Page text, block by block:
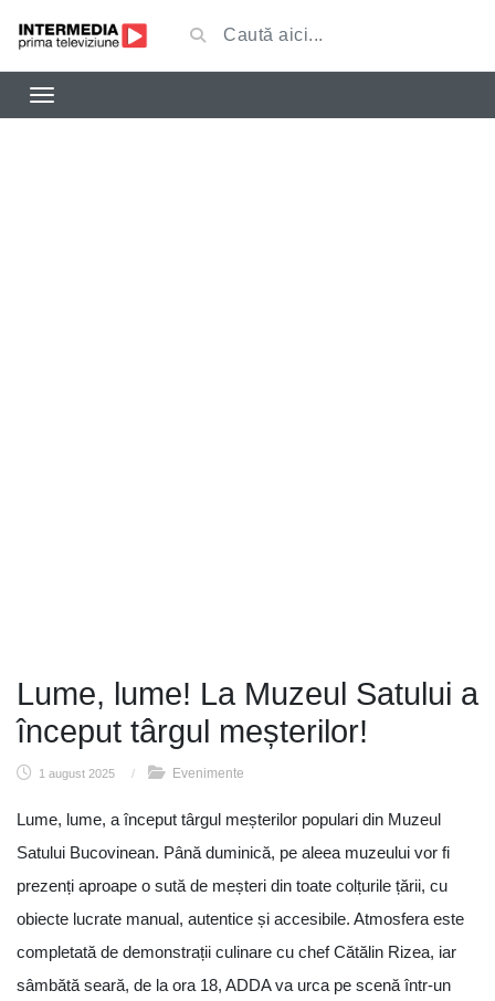
Lume, lume! La Muzeul Satului a
început târgul meșterilor!
1 august 2025 / Evenimente
Lume, lume, a început târgul meșterilor populari din Muzeul
Satului Bucovinean. Până duminică, pe aleea muzeului vor fi
prezenți aproape o sută de meșteri din toate colțurile țării, cu
obiecte lucrate manual, autentice și accesibile. Atmosfera este
completată de demonstrații culinare cu chef Cătălin Rizea, iar
sâmbătă seară, de la ora 18, ADDA va urca pe scenă într-un